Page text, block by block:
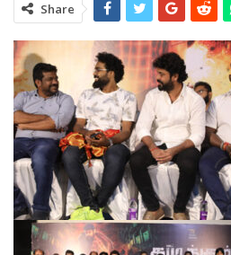
Share